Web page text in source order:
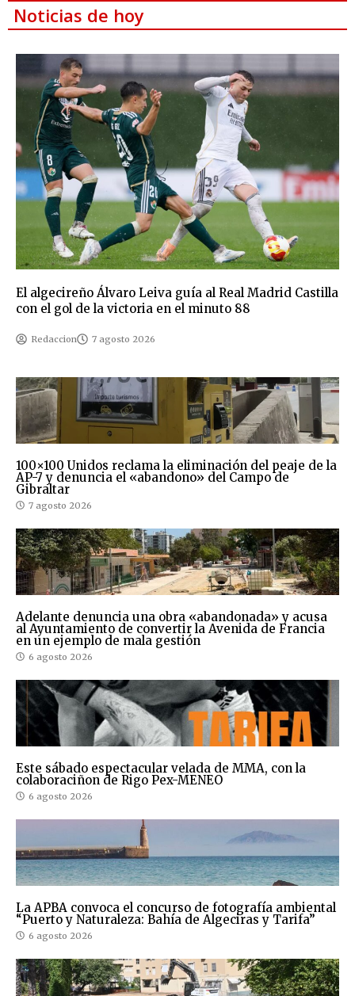
Noticias de hoy
El algecireño Álvaro Leiva guía al Real Madrid Castilla
con el gol de la victoria en el minuto 88
Redaccion 7 agosto 2026
100×100 Unidos reclama la eliminación del peaje de la
AP-7 y denuncia el «abandono» del Campo de
Gibraltar
7 agosto 2026
Adelante denuncia una obra «abandonada» y acusa
al Ayuntamiento de convertir la Avenida de Francia
en un ejemplo de mala gestión
6 agosto 2026
Este sábado espectacular velada de MMA, con la
colaboraciñon de Rigo Pex-MENEO
6 agosto 2026
La APBA convoca el concurso de fotografía ambiental
“Puerto y Naturaleza: Bahía de Algeciras y Tarifa”
6 agosto 2026